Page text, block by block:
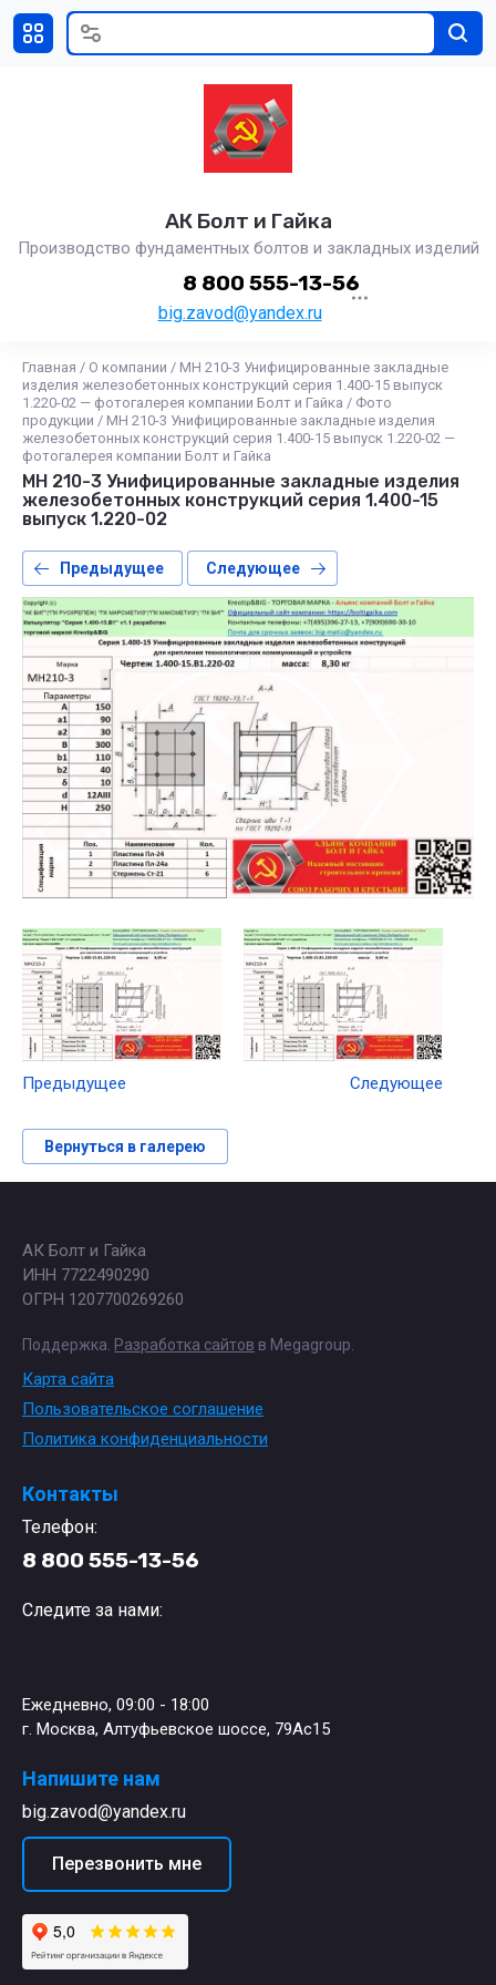
АК Болт и Гайка
Производство фундаментных болтов и закладных изделий
big.zavod@yandex.ru
8 800 555-13-56
Главная / О компании / МН 210-3 Унифицированные закладные
изделия железобетонных конструкций серия 1.400-15 выпуск
1.220-02 — фотогалерея компании Болт и Гайка / Фото
продукции / МН 210-3 Унифицированные закладные изделия
железобетонных конструкций серия 1.400-15 выпуск 1.220-02 —
фотогалерея компании Болт и Гайка
МН 210-3 Унифицированные закладные изделия
железобетонных конструкций серия 1.400-15
выпуск 1.220-02
Предыдущее Следующее
Предыдущее Следующее
Вернуться в галерею
АК Болт и Гайка
ИНН 7722490290
ОГРН 1207700269260
Поддержка. Разработка сайтов в Megagroup.
Карта сайта
Пользовательское соглашение
Политика конфиденциальности
Контакты
Телефон:
8 800 555-13-56
Следите за нами:
Ежедневно, 09:00 - 18:00
г. Москва, Алтуфьевское шоссе, 79Ас15
Напишите нам
big.zavod@yandex.ru
Перезвонить мне